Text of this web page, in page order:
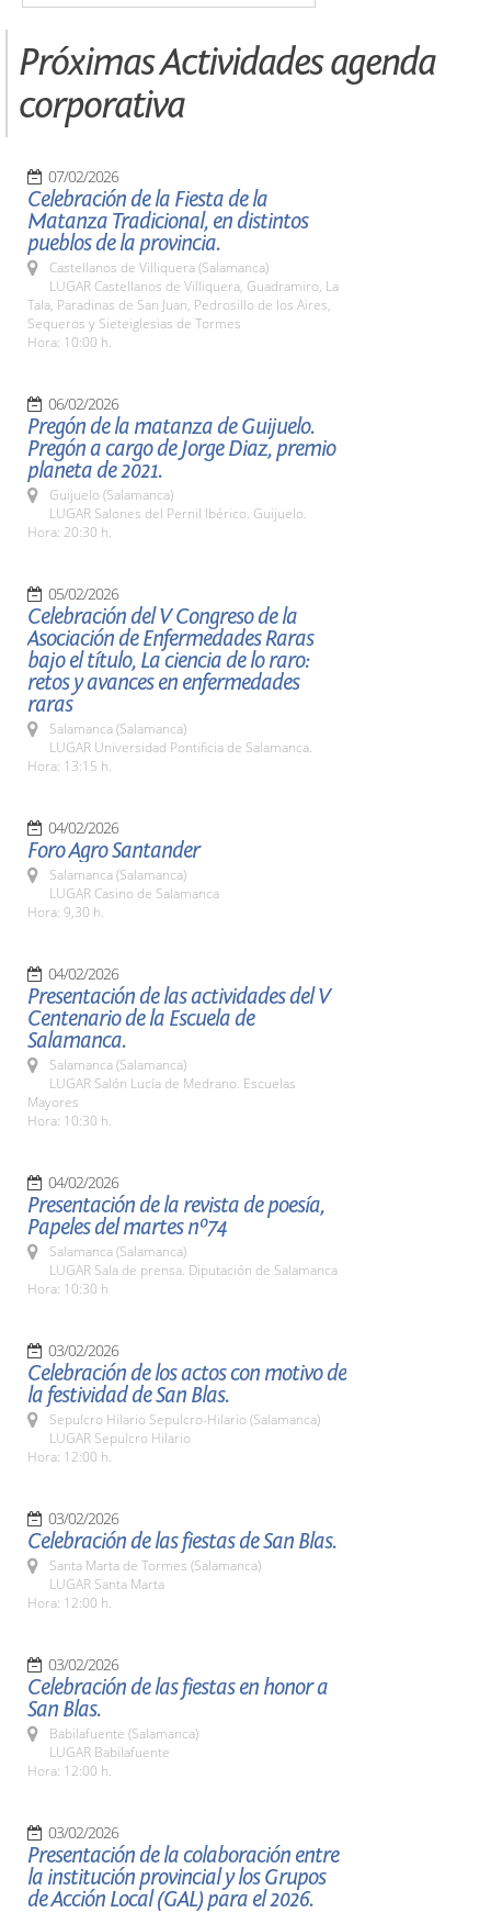
Próximas Actividades agenda
corporativa
07/02/2026
Celebración de la Fiesta de la
Matanza Tradicional, en distintos
pueblos de la provincia.
Castellanos de Villiquera (Salamanca)
LUGAR Castellanos de Villiquera, Guadramiro, La
Tala, Paradinas de San Juan, Pedrosillo de los Aires,
Sequeros y Sieteiglesias de Tormes
Hora: 10:00 h.
06/02/2026
Pregón de la matanza de Guijuelo.
Pregón a cargo de Jorge Diaz, premio
planeta de 2021.
Guijuelo (Salamanca)
LUGAR Salones del Pernil Ibérico. Guijuelo.
Hora: 20:30 h.
05/02/2026
Celebración del V Congreso de la
Asociación de Enfermedades Raras
bajo el título, La ciencia de lo raro:
retos y avances en enfermedades
raras
Salamanca (Salamanca)
LUGAR Universidad Pontificia de Salamanca.
Hora: 13:15 h.
04/02/2026
Foro Agro Santander
Salamanca (Salamanca)
LUGAR Casino de Salamanca
Hora: 9,30 h.
04/02/2026
Presentación de las actividades del V
Centenario de la Escuela de
Salamanca.
Salamanca (Salamanca)
LUGAR Salón Lucía de Medrano. Escuelas
Mayores
Hora: 10:30 h.
04/02/2026
Presentación de la revista de poesía,
Papeles del martes nº74
Salamanca (Salamanca)
LUGAR Sala de prensa. Diputación de Salamanca
Hora: 10:30 h
03/02/2026
Celebración de los actos con motivo de
la festividad de San Blas.
Sepulcro Hilario Sepulcro-Hilario (Salamanca)
LUGAR Sepulcro Hilario
Hora: 12:00 h.
03/02/2026
Celebración de las fiestas de San Blas.
Santa Marta de Tormes (Salamanca)
LUGAR Santa Marta
Hora: 12:00 h.
03/02/2026
Celebración de las fiestas en honor a
San Blas.
Babilafuente (Salamanca)
LUGAR Babilafuente
Hora: 12:00 h.
03/02/2026
Presentación de la colaboración entre
la institución provincial y los Grupos
de Acción Local (GAL) para el 2026.